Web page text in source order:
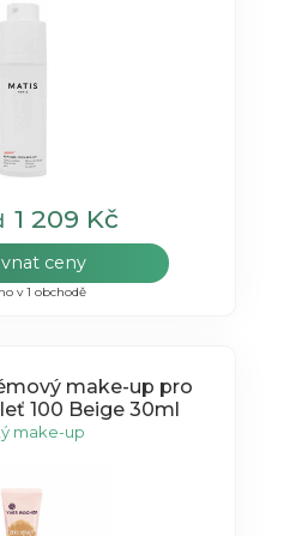
1 209 Kč
ceny
v 1 obchodě
make-up pro
100 Beige 30ml
make-up